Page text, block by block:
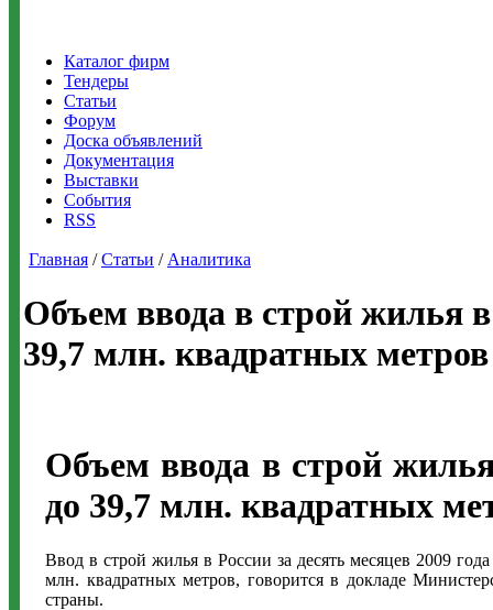
Каталог фирм
Тендеры
Статьи
Форум
Доска объявлений
Документация
Выставки
События
RSS
Главная /Статьи / Аналитика
Объем ввода в строй жилья
39,7 млн. квадратных метров
Объем ввода в строй
до 39,7 млн. квадратных
Ввод в строй жилья в России за десять месяцев 2009
млн. квадратных метров, говорится в докладе
страны.